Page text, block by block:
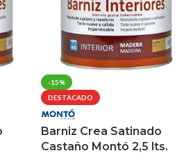
-15%
DESTACADO
Barniz Crea Satinado
Castaño Montó 2,5 lts.